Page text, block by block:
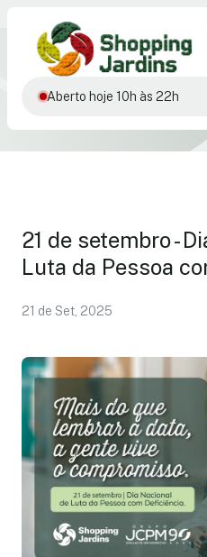
Aberto hoje 10h às 22h
21 de setembro -
Luta da Pessoa
21 de Set, 2025